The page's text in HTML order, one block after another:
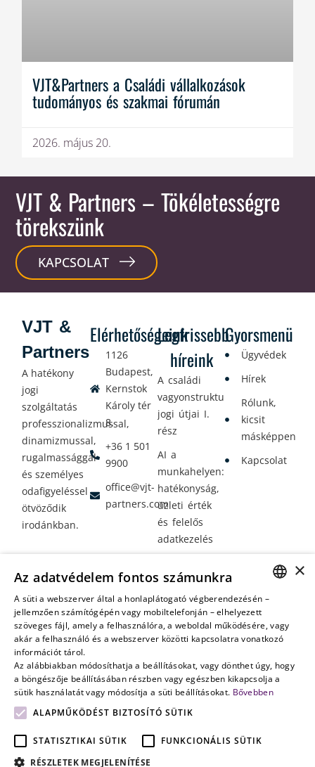
VJT&Partners a Családi vállalkozások
tudományos és szakmai fórumán
2026. május 20.
VJT & Partners – Tökéletességre
törekszünk
KAPCSOLAT
Elérhetőségeink
1126
Budapest,
Kernstok
Károly tér
8.
+36 1 501
9900
office@vjt-
partners.com
Legfrissebb
híreink
A családi
vagyonstrukturálás
jogi útjai I.
rész
AI a
munkahelyen:
hatékonyság,
üzleti érték
és felelős
adatkezelés
amikor a jövő
nem a
véletlenen
múlik
Gyorsmenü
Ügyvédek
Hírek
Rólunk,
kicsit
másképpen
Kapcsolat
VJT &
Partners
A hatékony
jogi
szolgáltatás
professzionalizmussal,
dinamizmussal,
rugalmassággal
és személyes
odafigyeléssel
ötvöződik
irodánkban.
HUNGARIAN
ENGLISH
×
Az adatvédelem fontos számunkra
A süti a webszerver által a honlaplátogató végberendezésén –
jellemzően számítógépén vagy mobiltelefonján – elhelyezett
szöveges fájl, amely a felhasználóra, a weboldal működésére, vagy
akár a felhasználó és a webszerver közötti kapcsolatra vonatkozó
információt tárol.
Az alábbiakban módosíthatja a beállításokat, vagy dönthet úgy, hogy
a böngészője beállításában részben vagy egészben kikapcsolja a
sütik használatát vagy módosítja a süti beállításokat. Bővebben
ALAPMŰKÖDÉST BIZTOSÍTÓ SÜTIK
STATISZTIKAI SÜTIK
FUNKCIONÁLIS SÜTIK
RÉSZLETEK MEGJELENÍTÉSE